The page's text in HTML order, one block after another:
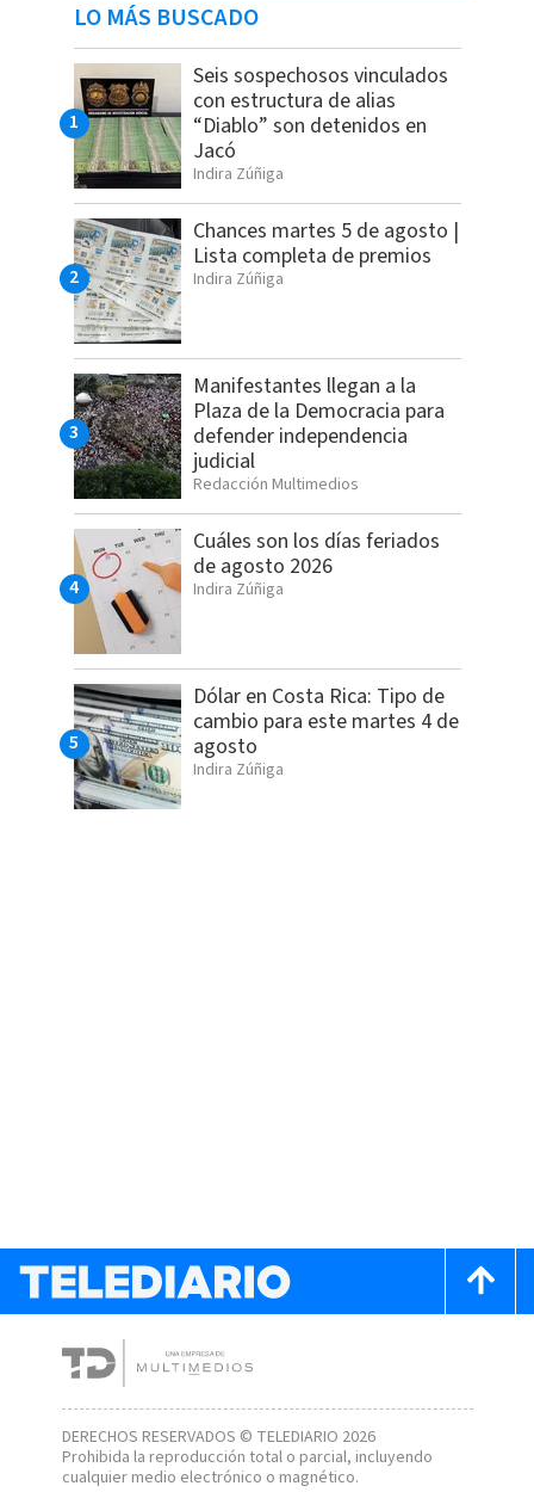
LO MÁS BUSCADO
Seis sospechosos vinculados
con estructura de alias
“Diablo” son detenidos en
Jacó
Indira Zúñiga
Chances martes 5 de agosto |
Lista completa de premios
Indira Zúñiga
Manifestantes llegan a la
Plaza de la Democracia para
defender independencia
judicial
Redacción Multimedios
Cuáles son los días feriados
de agosto 2026
Indira Zúñiga
Dólar en Costa Rica: Tipo de
cambio para este martes 4 de
agosto
Indira Zúñiga
DERECHOS RESERVADOS © TELEDIARIO 2026
Prohibida la reproducción total o parcial, incluyendo
cualquier medio electrónico o magnético.